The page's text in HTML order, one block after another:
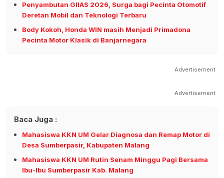
Penyambutan GIIAS 2026, Surga bagi Pecinta Otomotif
Deretan Mobil dan Teknologi Terbaru
Body Kokoh, Honda WIN masih Menjadi Primadona
Pecinta Motor Klasik di Banjarnegara
Advertisement
Advertisement
Baca Juga :
Mahasiswa KKN UM Gelar Diagnosa dan Remap Motor di
Desa Sumberpasir, Kabupaten Malang
Mahasiswa KKN UM Rutin Senam Minggu Pagi Bersama
Ibu-Ibu Sumberpasir Kab. Malang